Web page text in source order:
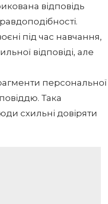
відповідь
під час навчання,
відповіді, але
персональної
Така
схильні довіряти